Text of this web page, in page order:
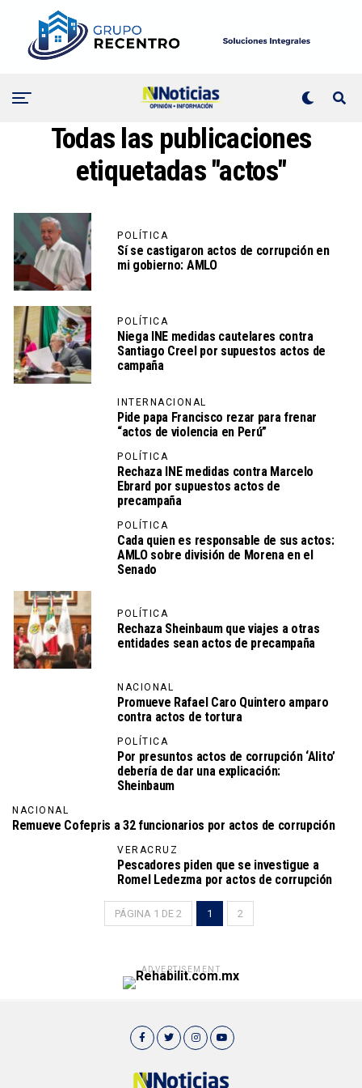
Todas las publicaciones
etiquetadas "actos"
POLÍTICA
Sí se castigaron actos de corrupción en
mi gobierno: AMLO
POLÍTICA
Niega INE medidas cautelares contra
Santiago Creel por supuestos actos de
campaña
INTERNACIONAL
Pide papa Francisco rezar para frenar
“actos de violencia en Perú”
POLÍTICA
Rechaza INE medidas contra Marcelo
Ebrard por supuestos actos de
precampaña
POLÍTICA
Cada quien es responsable de sus actos:
AMLO sobre división de Morena en el
Senado
POLÍTICA
Rechaza Sheinbaum que viajes a otras
entidades sean actos de precampaña
NACIONAL
Promueve Rafael Caro Quintero amparo
contra actos de tortura
POLÍTICA
Por presuntos actos de corrupción ‘Alito’
debería de dar una explicación:
Sheinbaum
NACIONAL
Remueve Cofepris a 32 funcionarios por actos de corrupción
VERACRUZ
Pescadores piden que se investigue a
Romel Ledezma por actos de corrupción
PÁGINA 1 DE 2 1 2
ADVERTISEMENT